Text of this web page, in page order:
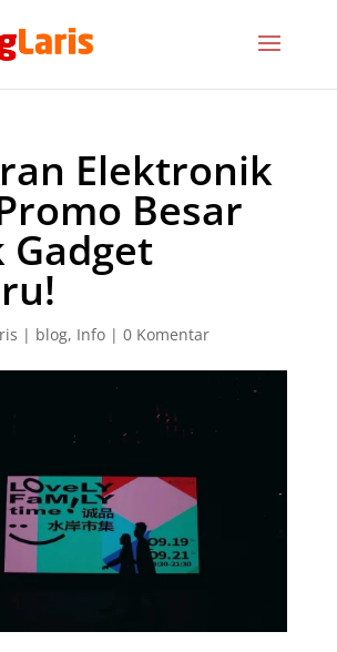
Elektronik
Besar
| blog, Info| 0 Komentar